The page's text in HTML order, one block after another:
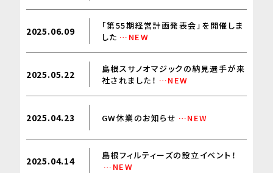
2025.06.09
「第55期経営計画発表会」を開催しま
した …NEW
2025.05.22
島根スサノオマジックの納見選手が来
社されました！ …NEW
2025.04.23 GW休業のお知らせ …NEW
2025.04.14
島根フィルティーズの設立イベント！
…NEW